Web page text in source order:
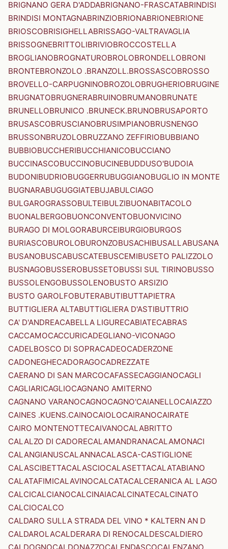
BRIGNANO GERA D'ADDABRIGNANO-FRASCATABRINDISI
BRINDISI MONTAGNABRINZIOBRIONABRIONEBRIONE
BRIOSCOBRISIGHELLABRISSAGO-VALTRAVAGLIA
BRISSOGNEBRITTOLIBRIVIOBROCCOSTELLA
BROGLIANOBROGNATUROBROLOBRONDELLOBRONI
BRONTEBRONZOLO .BRANZOLL.BROSSASCOBROSSO
BROVELLO-CARPUGNINOBROZOLOBRUGHERIOBRUGINE
BRUGNATOBRUGNERABRUINOBRUMANOBRUNATE
BRUNELLOBRUNICO .BRUNECK.BRUNOBRUSAPORTO
BRUSASCOBRUSCIANOBRUSIMPIANOBRUSNENGO
BRUSSONBRUZOLOBRUZZANO ZEFFIRIOBUBBIANO
BUBBIOBUCCHERIBUCCHIANICOBUCCIANO
BUCCINASCOBUCCINOBUCINEBUDDUSO'BUDOIA
BUDONIBUDRIOBUGGERRUBUGGIANOBUGLIO IN MONTE
BUGNARABUGUGGIATEBUJABULCIAGO
BULGAROGRASSOBULTEIBULZIBUONABITACOLO
BUONALBERGOBUONCONVENTOBUONVICINO
BURAGO DI MOLGORABURCEIBURGIOBURGOS
BURIASCOBUROLOBURONZOBUSACHIBUSALLABUSANA
BUSANOBUSCABUSCATEBUSCEMIBUSETO PALIZZOLO
BUSNAGOBUSSEROBUSSETOBUSSI SUL TIRINOBUSSO
BUSSOLENGOBUSSOLENOBUSTO ARSIZIO
BUSTO GAROLFOBUTERABUTIBUTTAPIETRA
BUTTIGLIERA ALTABUTTIGLIERA D'ASTIBUTTRIO
CA' D'ANDREACABELLA LIGURECABIATECABRAS
CACCAMOCACCURICADEGLIANO-VICONAGO
CADELBOSCO DI SOPRACADEOCADERZONE
CADONEGHECADORAGOCADREZZATE
CAERANO DI SAN MARCOCAFASSECAGGIANOCAGLI
CAGLIARICAGLIOCAGNANO AMITERNO
CAGNANO VARANOCAGNOCAGNO'CAIANELLOCAIAZZO
CAINES .KUENS.CAINOCAIOLOCAIRANOCAIRATE
CAIRO MONTENOTTECAIVANOCALABRITTO
CALALZO DI CADORECALAMANDRANACALAMONACI
CALANGIANUSCALANNACALASCA-CASTIGLIONE
CALASCIBETTACALASCIOCALASETTACALATABIANO
CALATAFIMICALAVINOCALCATACALCERANICA AL LAGO
CALCICALCIANOCALCINAIACALCINATECALCINATO
CALCIOCALCO
CALDARO SULLA STRADA DEL VINO * KALTERN AN D
CALDAROLACALDERARA DI RENOCALDESCALDIERO